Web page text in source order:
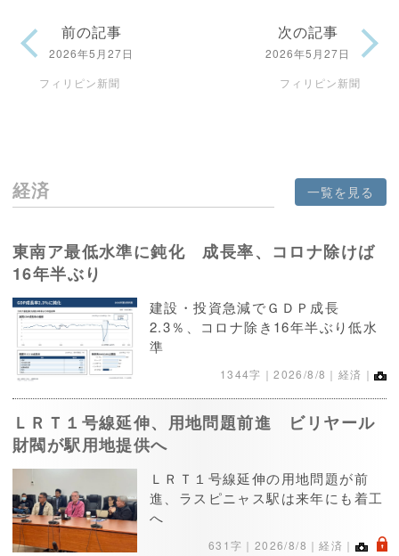
前の記事
2026年5月27日
フィリピン新聞
次の記事
2026年5月27日
フィリピン新聞
経済 一覧を見る
東南ア最低水準に鈍化 成長率、コロナ除けば
16年半ぶり
建設・投資急減でＧＤＰ成長
2.3％、コロナ除き16年半ぶり低水
準
1344字｜2026/8/8 ｜経済｜
ＬＲＴ１号線延伸、用地問題前進 ビリヤール
財閥が駅用地提供へ
ＬＲＴ１号線延伸の用地問題が前
進、ラスピニャス駅は来年にも着工
へ
631字｜ 2026/8/8 ｜経済｜ .